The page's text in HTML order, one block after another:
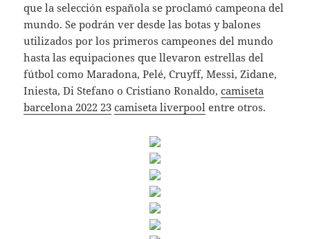
que la selección española se proclamó campeona del
mundo. Se podrán ver desde las botas y balones
utilizados por los primeros campeones del mundo
hasta las equipaciones que llevaron estrellas del
fútbol como Maradona, Pelé, Cruyff, Messi, Zidane,
Iniesta, Di Stefano o Cristiano Ronaldo,camiseta
barcelona 2022 23 camiseta liverpool entre otros.